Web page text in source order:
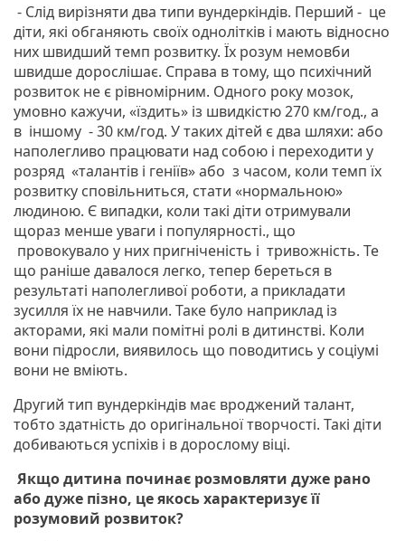
- Слід вирізняти два типи вундеркіндів. Перший - це
діти, які обганяють своїх однолітків і мають відносно
них швидший темп розвитку. Їх розум немовби
швидше дорослішає. Справа в тому, що психічний
розвиток не є рівномірним. Одного року мозок,
умовно кажучи, «їздить» із швидкістю 270 км/год., а
в іншому - 30 км/год. У таких дітей є два шляхи: або
наполегливо працювати над собою і переходити у
розряд «талантів і геніїв» або з часом, коли темп їх
розвитку сповільниться, стати «нормальною»
людиною. Є випадки, коли такі діти отримували
щораз менше уваги і популярності., що
провокувало у них пригніченість і тривожність. Те
що раніше давалося легко, тепер береться в
результаті наполегливої роботи, а прикладати
зусилля їх не навчили. Таке було наприклад із
акторами, які мали помітні ролі в дитинстві. Коли
вони підросли, виявилось що поводитись у соціумі
вони не вміють.
Другий тип вундеркіндів має вроджений талант,
тобто здатність до оригінальної творчості. Такі діти
добиваються успіхів і в дорослому віці.
Якщо дитина починає розмовляти дуже рано
або дуже пізно, це якось характеризує її
розумовий розвиток?